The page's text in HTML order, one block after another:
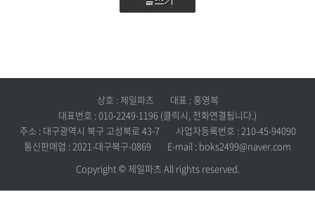
상호 : 제일파츠
대표 : 홍영복
대표번호 : 010-2249-1196 (클릭시, 전화연결됩니다.)
주소 : 대구광역시 북구 고성북로 43-7
사업자등록번호 : 210-45-94090
통신판매업 : 2021-대구북구-0869
E-mail : boks2499@naver.com
Copyright © 제일파츠 All rights reserved.